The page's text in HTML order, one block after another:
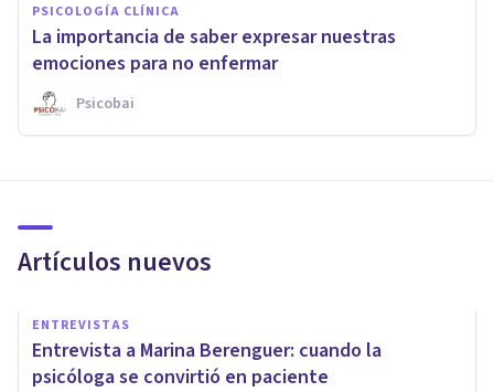
PSICOLOGÍA CLÍNICA
La importancia de saber expresar nuestras
emociones para no enfermar
Psicobai
Artículos nuevos
ENTREVISTAS
Entrevista a Marina Berenguer: cuando la
psicóloga se convirtió en paciente